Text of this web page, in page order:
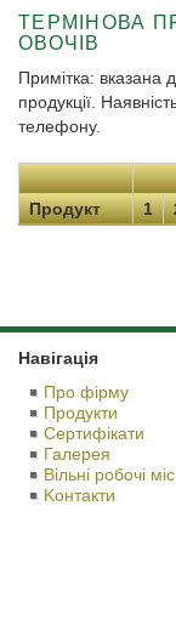
ТЕРМІНОВА
ОВОЧІВ
Примітка: вказана
продукції.
телефону.
Продукт
1
Навігація
Про фірму
Продукти
Сертифікати
Галерея
Вільні робочі
Kонтакти